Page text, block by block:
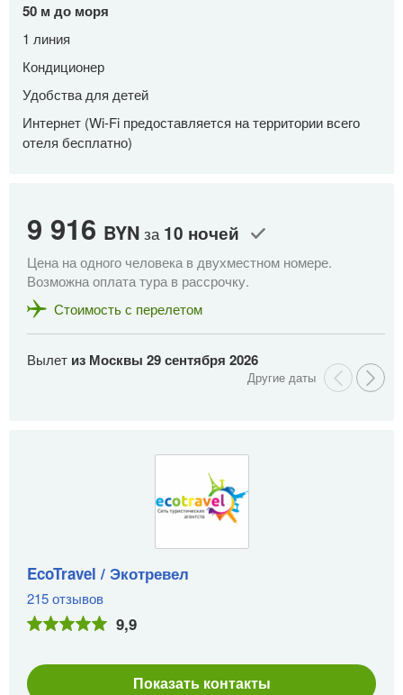
50 м до моря
1 линия
Кондиционер
Удобства для детей
Интернет (Wi-Fi предоставляется на территории всего
отеля бесплатно)
9 916 BYN за 10 ночей
Цена на одного человека в двухместном номере.
Возможна оплата тура в рассрочку.
Стоимость с перелетом
Вылет из Москвы 29 сентября 2026
EcoTravel / Экотревел
215 отзывов
9,9
Показать контакты